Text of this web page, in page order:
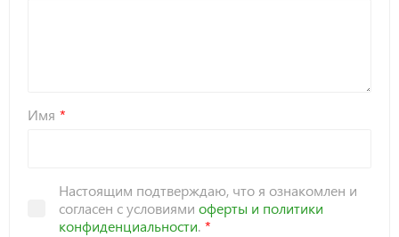
Имя
Настоящим подтверждаю, что я ознакомлен и
согласен с условиями оферты и политики
конфиденциальности.